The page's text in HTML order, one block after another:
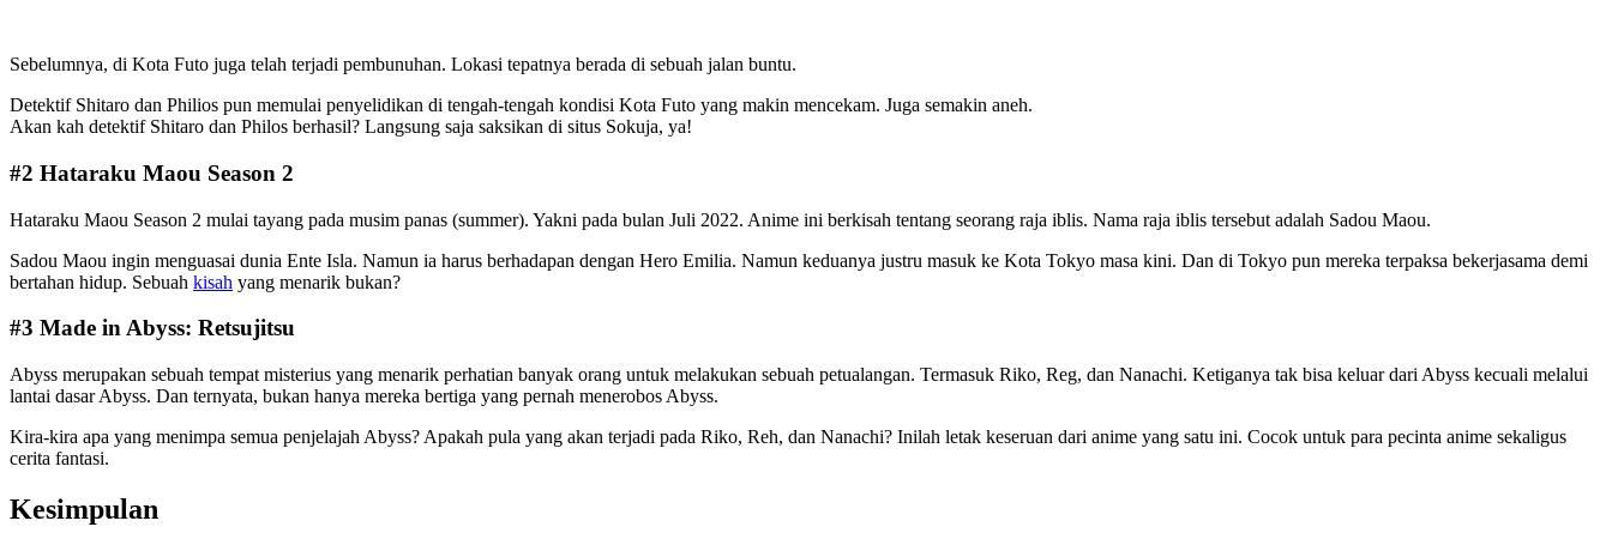
Sebelumnya, di Kota Futo juga telah terjadi pembunuhan. Lokasi tepatnya berada di sebuah jalan buntu.
Detektif Shitaro dan Philios pun memulai penyelidikan di tengah-tengah kondisi Kota Futo yang makin mencekam. Juga semakin aneh.
Akan kah detektif Shitaro dan Philos berhasil? Langsung saja saksikan di situs Sokuja, ya!
#2 Hataraku Maou Season 2
Hataraku Maou Season 2 mulai tayang pada musim panas (summer). Yakni pada bulan Juli 2022. Anime ini berkisah tentang seorang raja iblis. Nama raja iblis tersebut adalah Sadou Maou.
Sadou Maou ingin menguasai dunia Ente Isla. Namun ia harus berhadapan dengan Hero Emilia. Namun keduanya justru masuk ke Kota Tokyo masa kini. Dan di Tokyo pun mereka terpaksa bekerjasama demi
bertahan hidup. Sebuah kisah yang menarik bukan?
#3 Made in Abyss: Retsujitsu
Abyss merupakan sebuah tempat misterius yang menarik perhatian banyak orang untuk melakukan sebuah petualangan. Termasuk Riko, Reg, dan Nanachi. Ketiganya tak bisa keluar dari Abyss kecuali melalui
lantai dasar Abyss. Dan ternyata, bukan hanya mereka bertiga yang pernah menerobos Abyss.
Kira-kira apa yang menimpa semua penjelajah Abyss? Apakah pula yang akan terjadi pada Riko, Reh, dan Nanachi? Inilah letak keseruan dari anime yang satu ini. Cocok untuk para pecinta anime sekaligus
cerita fantasi.
Kesimpulan